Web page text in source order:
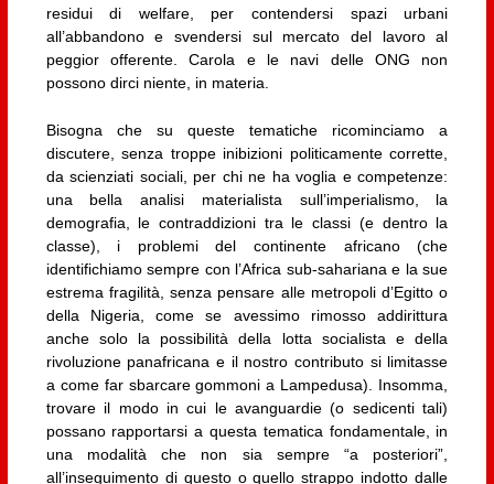
residui di welfare, per contendersi spazi urbani
all’abbandono e svendersi sul mercato del lavoro al
peggior offerente. Carola e le navi delle ONG non
possono dirci niente, in materia.
Bisogna che su queste tematiche ricominciamo a
discutere, senza troppe inibizioni politicamente corrette,
da scienziati sociali, per chi ne ha voglia e competenze:
una bella analisi materialista sull’imperialismo, la
demografia, le contraddizioni tra le classi (e dentro la
classe), i problemi del continente africano (che
identifichiamo sempre con l’Africa sub-sahariana e la sue
estrema fragilità, senza pensare alle metropoli d’Egitto o
della Nigeria, come se avessimo rimosso addirittura
anche solo la possibilità della lotta socialista e della
rivoluzione panafricana e il nostro contributo si limitasse
a come far sbarcare gommoni a Lampedusa). Insomma,
trovare il modo in cui le avanguardie (o sedicenti tali)
possano rapportarsi a questa tematica fondamentale, in
una modalità che non sia sempre “a posteriori”,
all’inseguimento di questo o quello strappo indotto dalle